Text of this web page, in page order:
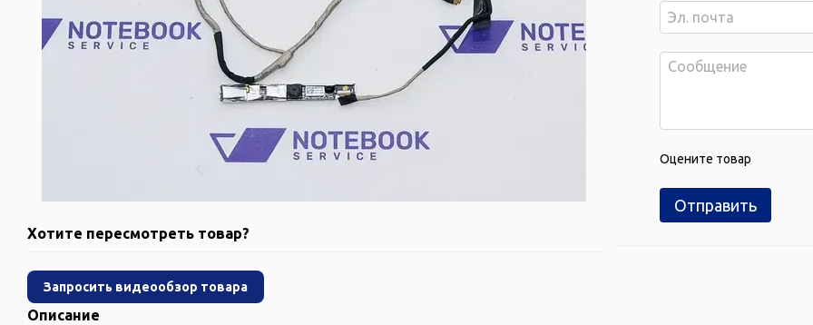
Хотите пересмотреть товар?
Запросить видеообзор товара
Описание
Оцените товар
Отправить